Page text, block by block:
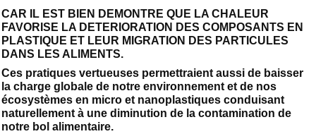
CAR IL EST BIEN DEMONTRE QUE LA CHALEUR
FAVORISE LA DETERIORATION DES COMPOSANTS EN
PLASTIQUE ET LEUR MIGRATION DES PARTICULES
DANS LES ALIMENTS.
Ces pratiques vertueuses permettraient aussi de baisser
la charge globale de notre environnement et de nos
écosystèmes en micro et nanoplastiques conduisant
naturellement à une diminution de la contamination de
notre bol alimentaire.